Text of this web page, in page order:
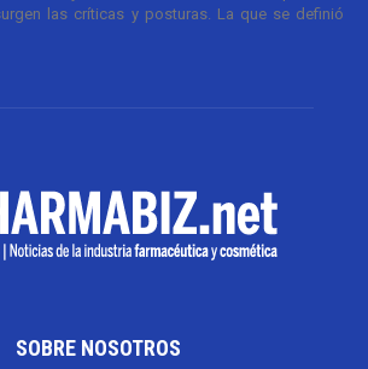
las críticas y posturas. La que se definió
SOBRE NOSOTROS